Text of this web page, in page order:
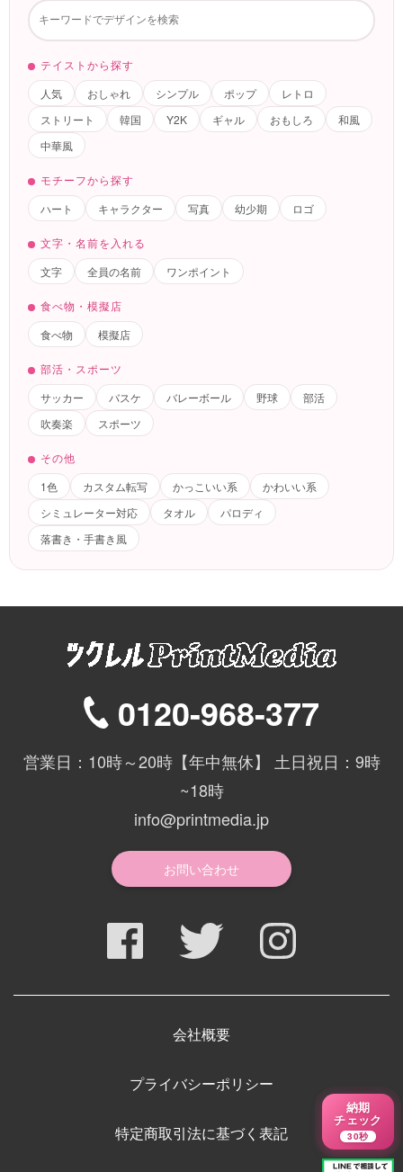
テイストから探す
人気
おしゃれ シンプル ポップ
レトロ
ストリート
韓国 Y2K ギャル おもしろ
和風
中華風
モチーフから探す
ハート
キャラクター 写真 幼少期 ロゴ
文字・名前を入れる
文字
全員の名前 ワンポイント
食べ物・模擬店
食べ物
模擬店
部活・スポーツ
サッカー
バスケ バレーボール 野球
部活
吹奏楽
スポーツ
その他
1色
カスタム転写 かっこいい系
かわいい系
シミュレーター対応
タオル
パロディ
落書き・手書き風
0120-968-377
営業日：10時～20時【年中無休】 土日祝日：9時
~18時
info@printmedia.jp
お問い合わせ
会社概要
プライバシーポリシー
特定商取引法に基づく表記
納期
チェック
30秒